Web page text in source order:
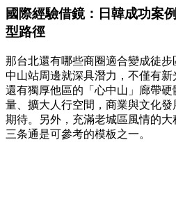
國際經驗借鏡：日韓成功案
型路徑
那台北還有哪些商圈適合變成徒
中山站周邊就深具潛力，不僅有新
還有獨厚他區的「心中山」廊帶
量、擴大人行空間，商業與文化
期待。另外，充滿老城區風情的
三条通是可參考的模板之一。